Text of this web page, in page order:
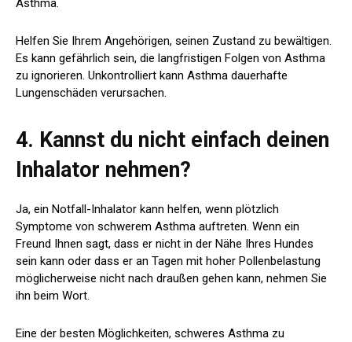
Asthma.
Helfen Sie Ihrem Angehörigen, seinen Zustand zu bewältigen.
Es kann gefährlich sein, die langfristigen Folgen von Asthma
zu ignorieren. Unkontrolliert kann Asthma dauerhafte
Lungenschäden verursachen.
4. Kannst du nicht einfach deinen
Inhalator nehmen?
Ja, ein Notfall-Inhalator kann helfen, wenn plötzlich
Symptome von schwerem Asthma auftreten. Wenn ein
Freund Ihnen sagt, dass er nicht in der Nähe Ihres Hundes
sein kann oder dass er an Tagen mit hoher Pollenbelastung
möglicherweise nicht nach draußen gehen kann, nehmen Sie
ihn beim Wort.
Eine der besten Möglichkeiten, schweres Asthma zu